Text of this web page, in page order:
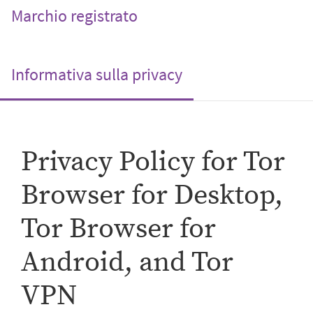
Marchio registrato
Informativa sulla privacy(current)
Privacy Policy for Tor
Browser for Desktop,
Tor Browser for
Android, and Tor
VPN